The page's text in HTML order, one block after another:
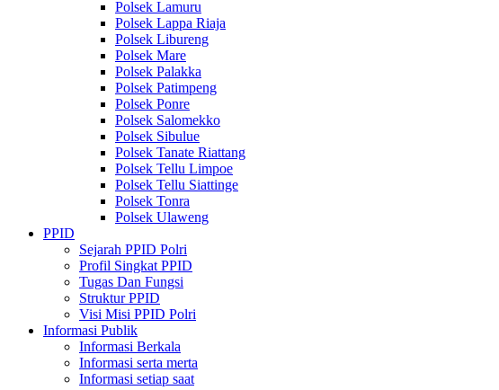
Polsek Lamuru
Polsek Lappa Riaja
Polsek Libureng
Polsek Mare
Polsek Palakka
Polsek Patimpeng
Polsek Ponre
Polsek Salomekko
Polsek Sibulue
Polsek Tanate Riattang
Polsek Tellu Limpoe
Polsek Tellu Siattinge
Polsek Tonra
Polsek Ulaweng
PPID
Sejarah PPID Polri
Profil Singkat PPID
Tugas Dan Fungsi
Struktur PPID
Visi Misi PPID Polri
Informasi Publik
Informasi Berkala
Informasi serta merta
Informasi setiap saat